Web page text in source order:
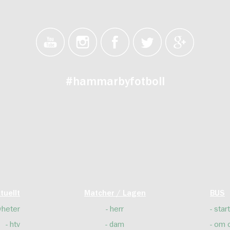
#hammarbyfotboll
htv
Matcher / Lagen
herr
dam
BUS
start
om